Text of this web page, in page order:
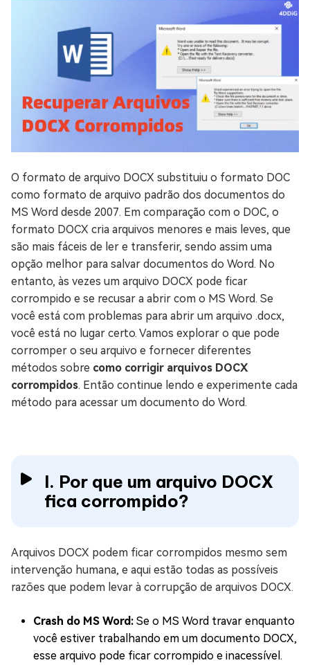
O formato de arquivo DOCX substituiu o formato DOC
como formato de arquivo padrão dos documentos do
MS Word desde 2007. Em comparação com o DOC, o
formato DOCX cria arquivos menores e mais leves, que
são mais fáceis de ler e transferir, sendo assim uma
opção melhor para salvar documentos do Word. No
entanto, às vezes um arquivo DOCX pode ficar
corrompido e se recusar a abrir com o MS Word. Se
você está com problemas para abrir um arquivo .docx,
você está no lugar certo. Vamos explorar o que pode
corromper o seu arquivo e fornecer diferentes
métodos sobre como corrigir arquivos DOCX
corrompidos. Então continue lendo e experimente cada
método para acessar um documento do Word.
I. Por que um arquivo DOCX
fica corrompido?
Arquivos DOCX podem ficar corrompidos mesmo sem
intervenção humana, e aqui estão todas as possíveis
razões que podem levar à corrupção de arquivos DOCX.
Crash do MS Word: Se o MS Word travar enquanto
você estiver trabalhando em um documento DOCX,
esse arquivo pode ficar corrompido e inacessível.